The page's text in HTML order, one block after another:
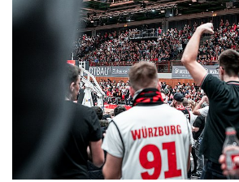
FANZONE
DANCERS